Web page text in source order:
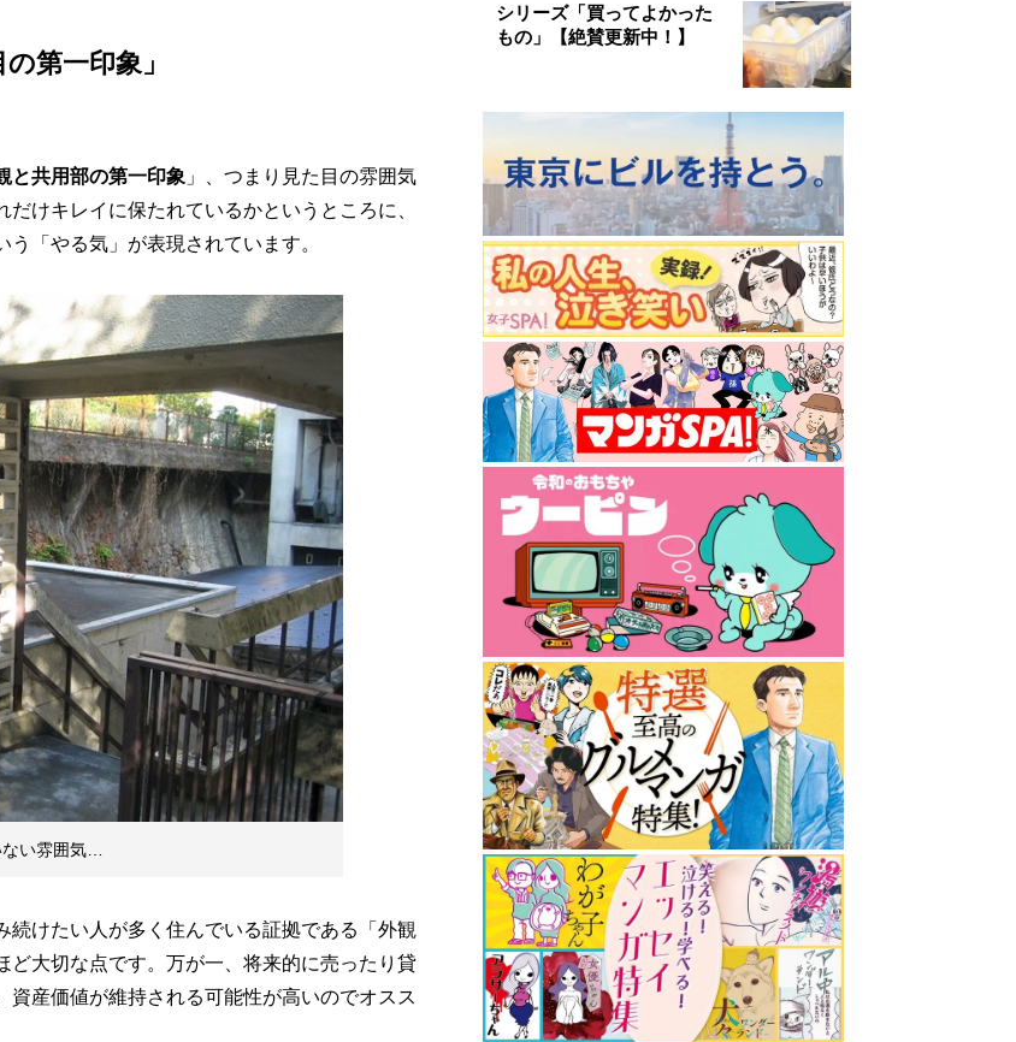
第一印象」
と共用部の第一印象 」、つまり見た目の雰囲気
けキレイに保たれているかというところに、
「やる気」が表現されています。
い雰囲気…
けたい人が多く住んでいる証拠である「外観
大切な点です。万が一、将来的に売ったり貸
産価値が維持される可能性が高いのでオスス
シリーズ「買ってよかった
もの」【絶賛更新中！】